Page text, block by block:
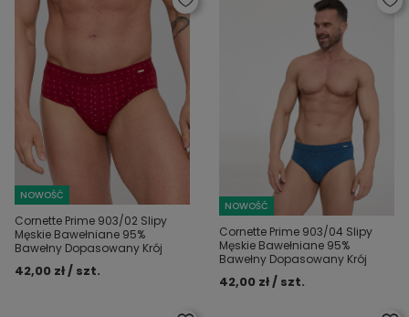
NOWOŚĆ
Cornette Prime 903/02 Slipy
Męskie Bawełniane 95%
Bawełny Dopasowany Krój
42,00 zł / szt.
NOWOŚĆ
Cornette Prime 903/04 Slipy
Męskie Bawełniane 95%
Bawełny Dopasowany Krój
42,00 zł / szt.